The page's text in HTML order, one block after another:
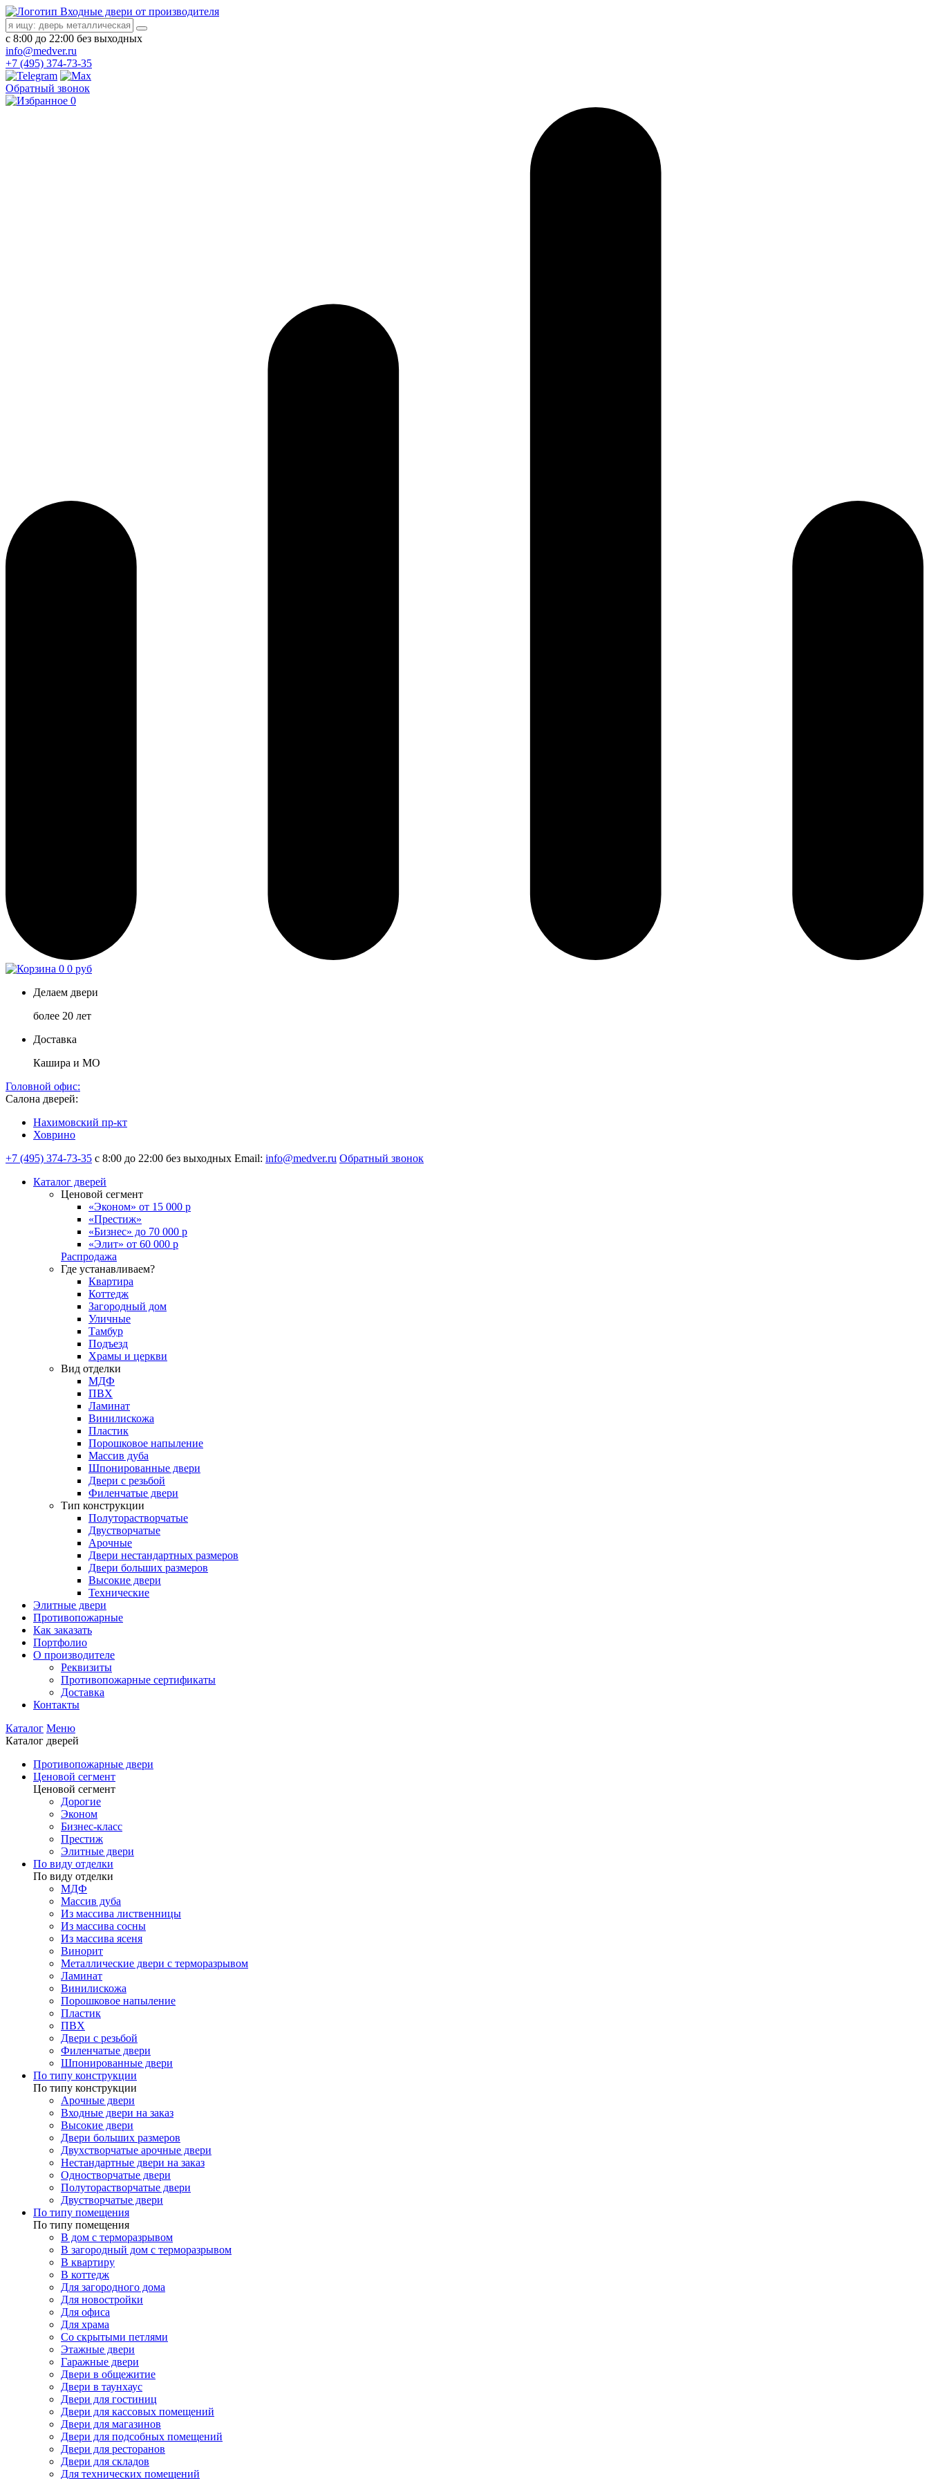
Входные двери от производителя
с 8:00 до 22:00 без выходных
info@medver.ru
+7 (495) 374-73-35
Обратный звонок
0
0 0 руб
Делаем двери
более 20 лет
Доставка
Кашира и МО
Головной офис:
Салона дверей:
Нахимовский пр-кт
Ховрино
+7 (495) 374-73-35 с 8:00 до 22:00 без выходных Email: info@medver.ru Обратный звонок
Каталог дверей
Ценовой сегмент
«Эконом» от 15 000 р
«Престиж»
«Бизнес» до 70 000 р
«Элит» от 60 000 р
Распродажа
Где устанавливаем?
Квартира
Коттедж
Загородный дом
Уличные
Тамбур
Подъезд
Храмы и церкви
Вид отделки
МДФ
ПВХ
Ламинат
Винилискожа
Пластик
Порошковое напыление
Массив дуба
Шпонированные двери
Двери с резьбой
Филенчатые двери
Тип конструкции
Полуторастворчатые
Двустворчатые
Арочные
Двери нестандартных размеров
Двери больших размеров
Высокие двери
Технические
Элитные двери
Противопожарные
Как заказать
Портфолио
О производителе
Реквизиты
Противопожарные сертификаты
Доставка
Контакты
Каталог Меню
Каталог дверей
Противопожарные двери
Ценовой сегмент
Ценовой сегмент
Дорогие
Эконом
Бизнес-класс
Престиж
Элитные двери
По виду отделки
По виду отделки
МДФ
Массив дуба
Из массива лиственницы
Из массива сосны
Из массива ясеня
Винорит
Металлические двери с терморазрывом
Ламинат
Винилискожа
Порошковое напыление
Пластик
ПВХ
Двери с резьбой
Филенчатые двери
Шпонированные двери
По типу конструкции
По типу конструкции
Арочные двери
Входные двери на заказ
Высокие двери
Двери больших размеров
Двухстворчатые арочные двери
Нестандартные двери на заказ
Одностворчатые двери
Полуторастворчатые двери
Двустворчатые двери
По типу помещения
По типу помещения
В дом с терморазрывом
В загородный дом с терморазрывом
В квартиру
В коттедж
Для загородного дома
Для новостройки
Для офиса
Для храма
Со скрытыми петлями
Этажные двери
Гаражные двери
Двери в общежитие
Двери в таунхаус
Двери для гостиниц
Двери для кассовых помещений
Двери для магазинов
Двери для подсобных помещений
Двери для ресторанов
Двери для складов
Для технических помещений